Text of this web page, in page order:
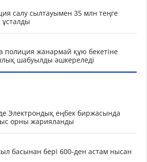
салу сылтауымен 35 млн теңге
ұсталды
полиция жанармай құю бекетіне
шабуылды әшкереледі
Электрондық еңбек биржасында
орны жарияланды
басынан бері 600-ден астам нысан